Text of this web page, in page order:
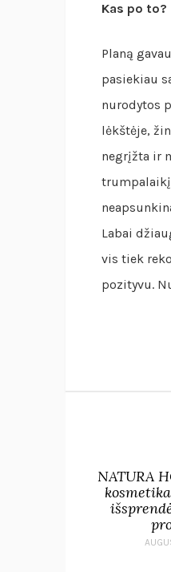
Kas po to?
Planą
pasiekiau
nurodytos
lėkštėje,
negrįžta ir
Labai
vis tiek
pozityvu.
NATURA